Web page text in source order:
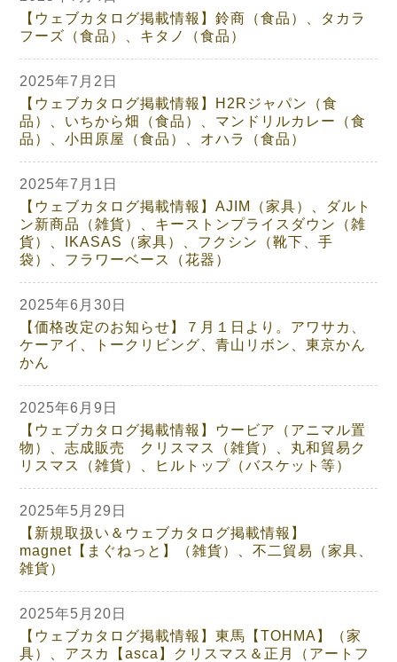
【ウェブカタログ掲載情報】鈴商（食品）、タカラ
フーズ（食品）、キタノ（食品）
2025年7月2日
【ウェブカタログ掲載情報】H2Rジャパン（食
品）、いちから畑（食品）、マンドリルカレー（食
品）、小田原屋（食品）、オハラ（食品）
2025年7月1日
【ウェブカタログ掲載情報】AJIM（家具）、ダルト
ン新商品（雑貨）、キーストンプライスダウン（雑
貨）、IKASAS（家具）、フクシン（靴下、手
袋）、フラワーベース（花器）
2025年6月30日
【価格改定のお知らせ】７月１日より。アワサカ、
ケーアイ、トークリビング、青山リボン、東京かん
かん
2025年6月9日
【ウェブカタログ掲載情報】ウービア（アニマル置
物）、志成販売 クリスマス（雑貨）、丸和貿易ク
リスマス（雑貨）、ヒルトップ（バスケット等）
2025年5月29日
【新規取扱い＆ウェブカタログ掲載情報】
magnet【まぐねっと】（雑貨）、不二貿易（家具、
雑貨）
2025年5月20日
【ウェブカタログ掲載情報】東馬【TOHMA】（家
具）、アスカ【asca】クリスマス＆正月（アートフ